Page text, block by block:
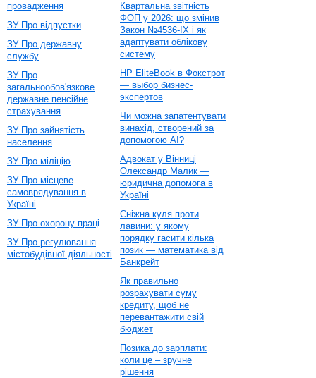
провадження
ЗУ Про відпустки
ЗУ Про державну
службу
ЗУ Про
загальнообов'язкове
державне пенсійне
страхування
ЗУ Про зайнятість
населення
ЗУ Про міліцію
ЗУ Про місцеве
самоврядування в
Україні
ЗУ Про охорону праці
ЗУ Про регулювання
містобудівної діяльності
Квартальна звітність
ФОП у 2026: що змінив
Закон №4536-IX і як
адаптувати облікову
систему
HP EliteBook в Фокстрот
— выбор бизнес-
экспертов
Чи можна запатентувати
винахід, створений за
допомогою AI?
Адвокат у Вінниці
Олександр Малик —
юридична допомога в
Україні
Сніжна куля проти
лавини: у якому
порядку гасити кілька
позик — математика від
Банкрейт
Як правильно
розрахувати суму
кредиту, щоб не
перевантажити свій
бюджет
Позика до зарплати:
коли це – зручне
рішення